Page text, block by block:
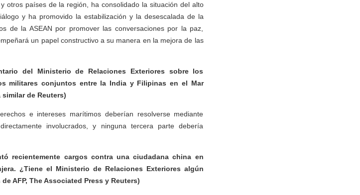
otros países de la región, ha consolidado la situación del alto
y ha promovido la estabilización y la desescalada de la
de la ASEAN por promover las conversaciones por la paz,
un papel constructivo a su manera en la mejora de las
del Ministerio de Relaciones Exteriores sobre los
militares conjuntos entre la India y Filipinas en el Mar
de Reuters)
e intereses marítimos deberían resolverse mediante
involucrados, y ninguna tercera parte debería
recientemente cargos contra una ciudadana china en
¿Tiene el Ministerio de Relaciones Exteriores algún
AFP, The Associated Press y Reuters)